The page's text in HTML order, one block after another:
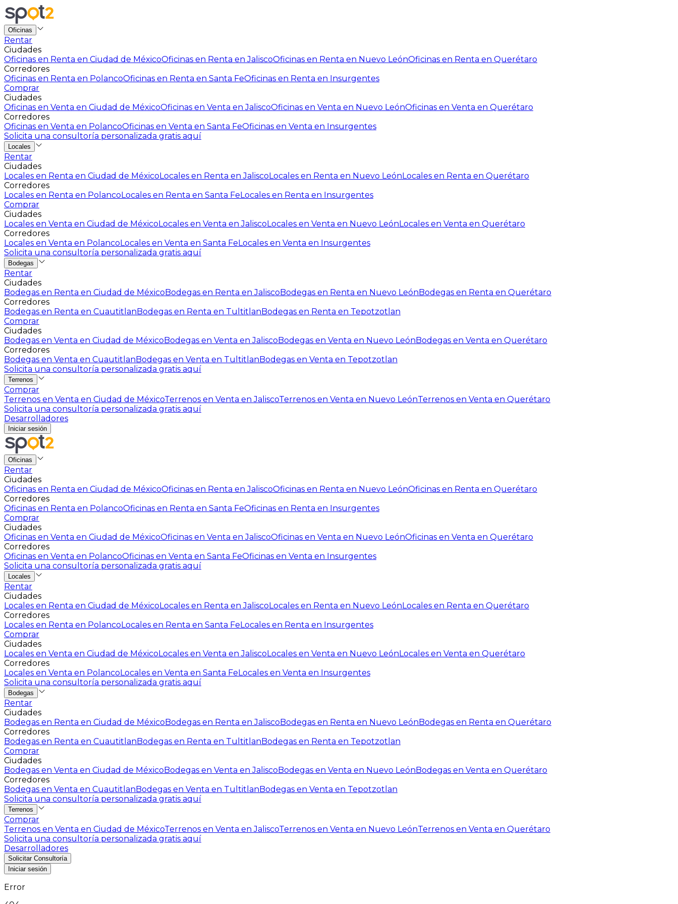
Oficinas
Rentar
Ciudades
Oficinas en Renta en Ciudad de MéxicoOficinas en Renta en JaliscoOficinas en Renta en Nuevo LeónOficinas en Renta en Querétaro
Corredores
Oficinas en Renta en PolancoOficinas en Renta en Santa FeOficinas en Renta en Insurgentes
Comprar
Ciudades
Oficinas en Venta en Ciudad de MéxicoOficinas en Venta en JaliscoOficinas en Venta en Nuevo LeónOficinas en Venta en Querétaro
Corredores
Oficinas en Venta en PolancoOficinas en Venta en Santa FeOficinas en Venta en Insurgentes
Solicita una consultoría personalizada gratis aquí
Locales
Rentar
Ciudades
Locales en Renta en Ciudad de MéxicoLocales en Renta en JaliscoLocales en Renta en Nuevo LeónLocales en Renta en Querétaro
Corredores
Locales en Renta en PolancoLocales en Renta en Santa FeLocales en Renta en Insurgentes
Comprar
Ciudades
Locales en Venta en Ciudad de MéxicoLocales en Venta en JaliscoLocales en Venta en Nuevo LeónLocales en Venta en Querétaro
Corredores
Locales en Venta en PolancoLocales en Venta en Santa FeLocales en Venta en Insurgentes
Solicita una consultoría personalizada gratis aquí
Bodegas
Rentar
Ciudades
Bodegas en Renta en Ciudad de MéxicoBodegas en Renta en JaliscoBodegas en Renta en Nuevo LeónBodegas en Renta en Querétaro
Corredores
Bodegas en Renta en CuautitlanBodegas en Renta en TultitlanBodegas en Renta en Tepotzotlan
Comprar
Ciudades
Bodegas en Venta en Ciudad de MéxicoBodegas en Venta en JaliscoBodegas en Venta en Nuevo LeónBodegas en Venta en Querétaro
Corredores
Bodegas en Venta en CuautitlanBodegas en Venta en TultitlanBodegas en Venta en Tepotzotlan
Solicita una consultoría personalizada gratis aquí
Terrenos
Comprar
Terrenos en Venta en Ciudad de MéxicoTerrenos en Venta en JaliscoTerrenos en Venta en Nuevo LeónTerrenos en Venta en Querétaro
Solicita una consultoría personalizada gratis aquí
Desarrolladores
Iniciar sesión
Oficinas
Rentar
Ciudades
Oficinas en Renta en Ciudad de MéxicoOficinas en Renta en JaliscoOficinas en Renta en Nuevo LeónOficinas en Renta en Querétaro
Corredores
Oficinas en Renta en PolancoOficinas en Renta en Santa FeOficinas en Renta en Insurgentes
Comprar
Ciudades
Oficinas en Venta en Ciudad de MéxicoOficinas en Venta en JaliscoOficinas en Venta en Nuevo LeónOficinas en Venta en Querétaro
Corredores
Oficinas en Venta en PolancoOficinas en Venta en Santa FeOficinas en Venta en Insurgentes
Solicita una consultoría personalizada gratis aquí
Locales
Rentar
Ciudades
Locales en Renta en Ciudad de MéxicoLocales en Renta en JaliscoLocales en Renta en Nuevo LeónLocales en Renta en Querétaro
Corredores
Locales en Renta en PolancoLocales en Renta en Santa FeLocales en Renta en Insurgentes
Comprar
Ciudades
Locales en Venta en Ciudad de MéxicoLocales en Venta en JaliscoLocales en Venta en Nuevo LeónLocales en Venta en Querétaro
Corredores
Locales en Venta en PolancoLocales en Venta en Santa FeLocales en Venta en Insurgentes
Solicita una consultoría personalizada gratis aquí
Bodegas
Rentar
Ciudades
Bodegas en Renta en Ciudad de MéxicoBodegas en Renta en JaliscoBodegas en Renta en Nuevo LeónBodegas en Renta en Querétaro
Corredores
Bodegas en Renta en CuautitlanBodegas en Renta en TultitlanBodegas en Renta en Tepotzotlan
Comprar
Ciudades
Bodegas en Venta en Ciudad de MéxicoBodegas en Venta en JaliscoBodegas en Venta en Nuevo LeónBodegas en Venta en Querétaro
Corredores
Bodegas en Venta en CuautitlanBodegas en Venta en TultitlanBodegas en Venta en Tepotzotlan
Solicita una consultoría personalizada gratis aquí
Terrenos
Comprar
Terrenos en Venta en Ciudad de MéxicoTerrenos en Venta en JaliscoTerrenos en Venta en Nuevo LeónTerrenos en Venta en Querétaro
Solicita una consultoría personalizada gratis aquí
Desarrolladores
Solicitar Consultoría
Iniciar sesión
Error